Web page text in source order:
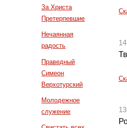
За Христа
Претерпевшие
Нечаянная
радость
Праведный
Симеон
Верхотурский
Молодежное
служение